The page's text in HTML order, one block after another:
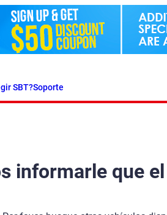
SBT?Soporte
informarle que